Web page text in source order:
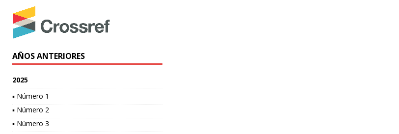
AÑOS ANTERIORES
2025
▪ Número 1
▪ Número 2
▪ Número 3